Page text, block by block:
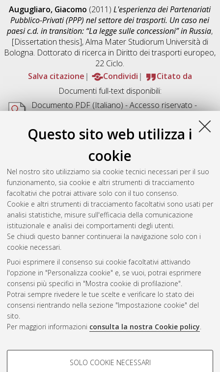
Questo sito web utilizza i
cookie
Nel nostro sito utilizziamo sia cookie tecnici necessari per il suo
funzionamento, sia cookie e altri strumenti di tracciamento
facoltativi che potrai attivare solo con il tuo consenso.
Cookie e altri strumenti di tracciamento facoltativi sono usati per
analisi statistiche, misure sull'efficacia della comunicazione
istituzionale e analisi dei comportamenti degli utenti.
Se chiudi questo banner continuerai la navigazione solo con i
cookie necessari.
Puoi esprimere il consenso sui cookie facoltativi attivando
l'opzione in "Personalizza cookie" e, se vuoi, potrai esprimere
consensi più specifici in "Mostra cookie di profilazione".
Potrai sempre rivedere le tue scelte e verificare lo stato dei
consensi rientrando nella sezione "Impostazione cookie" del
sito.
Per maggiori informazioni consulta la nostra Cookie policy.
COOKIE DI PROFILAZIONE -
SOLO COOKIE NECESSARI
Augugliaro, Giacomo (2011)L'esperienza dei Partenariati
Pubblico-Privati (PPP) nel settore dei trasporti. Un caso nei
paesi c.d. in transition: “La legge sulle concessioni” in Russia,
[Dissertation thesis], Alma Mater Studiorum Università di
Bologna. Dottorato di ricerca in Diritto dei trasporti europeo,
22 Ciclo.
Salva citazione
Condividi
Citato da
Documenti full-text disponibili:
Documento PDF(Italiano) - Accesso riservato -
Acrobat Reader
Download (1MB)
Abstract
Altri metadati
Gestione del documento:
Atom
Rss 1.0
Rss 2.0
ISSN: 2038-7946
Impostazioni Cookie
Informativa sulla privacy